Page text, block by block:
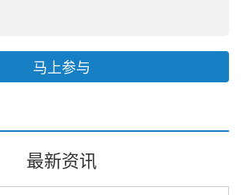
马上参与
最新资讯